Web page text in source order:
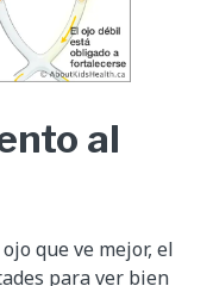
al
que ve mejor, el
para ver bien